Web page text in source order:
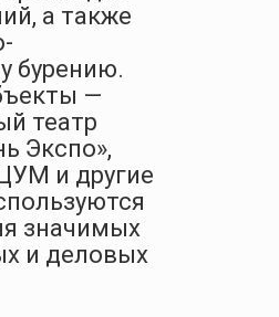
а также
бурению.
—
театр
Экспо»,
и другие
значимых
и деловых